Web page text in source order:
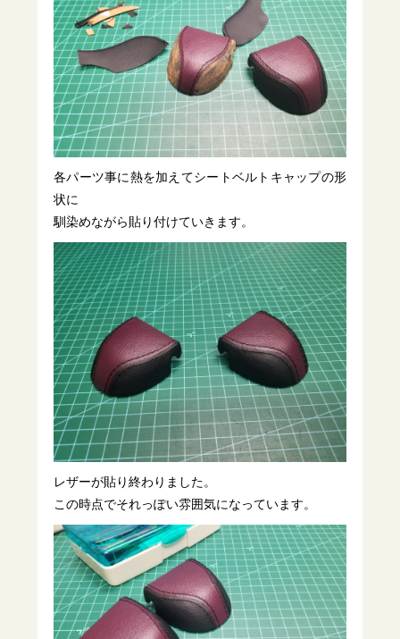
各パーツ事に熱を加えてシートベルトキャップの形
状に
馴染めながら貼り付けていきます。
レザーが貼り終わりました。
この時点でそれっぽい雰囲気になっています。